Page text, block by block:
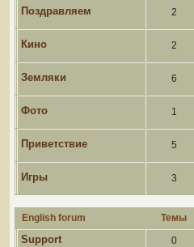
Поздравляем 2
Кино 2
Земляки 6
Фото 1
Приветствие 5
Игры 3
English forum Темы
Support 0